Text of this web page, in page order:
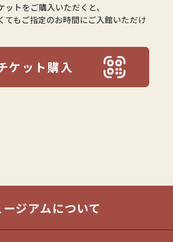
トをご購入いただくと、
てもご指定のお時間にご入館いただけ
ケット購入
ージアムについて